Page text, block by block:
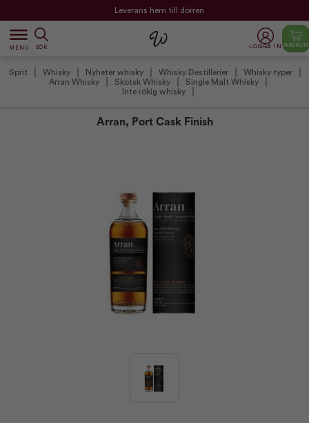
Leverans hem till dörren
dehaze
MENU SÖK LOGGA IN
Sprit Whisky Nyheter whisky Whisky Destillerier
Whisky typer
Arran Whisky
Skotsk Whisky
Single Malt Whisky
Inte rökig whisky
Arran, Port Cask Finish